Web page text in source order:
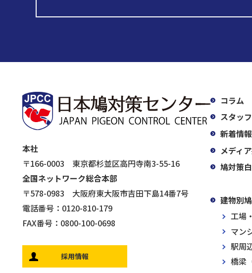
本社
〒166-0003 東京都杉並区高円寺南3-55-16
全国ネットワーク総合本部
〒578-0983 大阪府東大阪市吉田下島14番7号
電話番号：0120-810-179
FAX番号：0800-100-0698
採用情報
コラム
スタッ
新着情報
メディ
鳩対策
建物別
工場
マン
駅周
橋梁